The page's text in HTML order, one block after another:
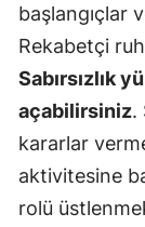
başlangıçlar
Rekabetçi
Sabırsızlık
açabilirsiniz.
kararlar
aktivitesine
rolü